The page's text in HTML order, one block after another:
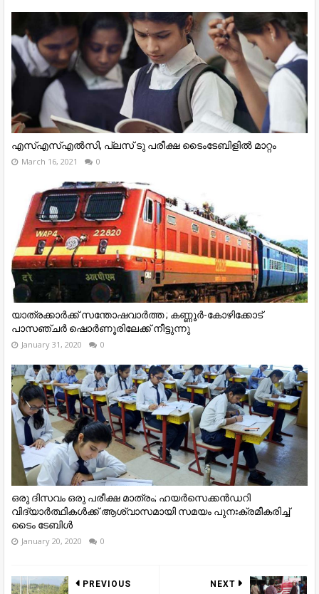
എസ്‌എസ്‌എല്‍സി, പ്ലസ് ടു പരീക്ഷ ടൈംടേബിളില്‍ മാറ്റം
March 16, 2021 0
യാത്രക്കാര്‍ക്ക് സന്തോഷവാര്‍ത്ത ; കണ്ണൂര്‍-കോഴിക്കോട്
പാസഞ്ചര്‍ ഷൊര്‍ണൂരിലേക്ക് നീട്ടുന്നു
January 31, 2020 0
ഒരു ദിസവം ഒരു പരീക്ഷ മാത്രം; ഹയർസെക്കൻഡറി
വിദ്യാർത്ഥികൾക്ക് ആശ്വാസമായി സമയം പുനഃക്രമീകരിച്ച്
ടൈം ടേബിൾ
January 20, 2020 0
NEXT
PREVIOUS